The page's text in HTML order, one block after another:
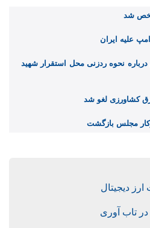
شد
علیه ایران
نحوه ردزنی محل استقرار شهید
کشاورزی لغو شد
مجلس بازگشت
دیجیتال
در تاب آوری